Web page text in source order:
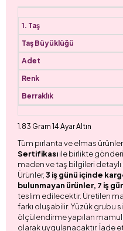
1.83 Gram 14 Ayar Altın
Tüm pırlanta ve elmas
Sertifikasıile birlikte
maden ve taş bilgileri
Ürünler,3 iş günü içinde
bulunmayan ürünler, 7 iş
teslim edilecektir. Üretilen
farkı oluşabilir. Yüzük grubu
ölçülendirme yapılan
olarak uygulanacaktır. İade